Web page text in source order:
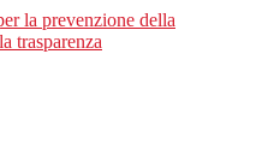
la prevenzione della
trasparenza